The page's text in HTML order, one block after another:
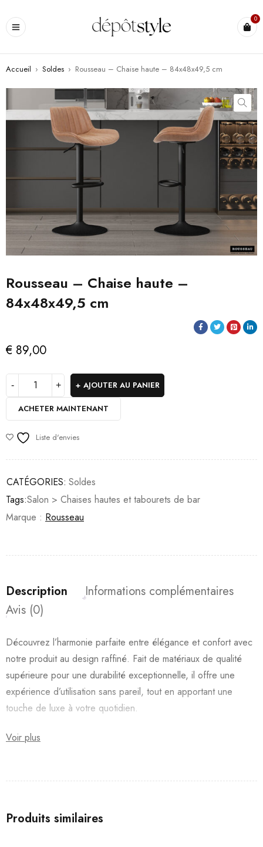
0
Accueil › Soldes › Rousseau – Chaise haute – 84x48x49,5 cm
Rousseau – Chaise haute –
84x48x49,5 cm
€ 89,00
AJOUTER AU PANIER
ACHETER MAINTENANT
Liste d'envies
CATÉGORIES: Soldes
Tags:Salon > Chaises hautes et tabourets de bar
Marque : Rousseau
Description
Informations complémentaires
Avis (0)
Découvrez l’harmonie parfaite entre élégance et confort avec
notre produit au design raffiné. Fait de matériaux de qualité
supérieure pour une durabilité exceptionnelle, il offre une
expérience d’utilisation sans pareil, tout en apportant une
touche de luxe à votre quotidien.
Voir plus
Produits similaires